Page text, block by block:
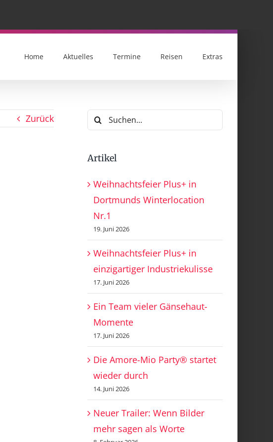
Home Aktuelles Termine Reisen Extras
Zurück
Suche
nach:
Artikel
Weihnachtsfeier Plus+ in
Dortmunds Winterlocation
Nr.1
19. Juni 2026
Weihnachtsfeier Plus+ in
einzigartiger Industriekulisse
17. Juni 2026
Ein Team vieler Gänsehaut-
Momente
17. Juni 2026
Die Amore-Mio Party® startet
wieder durch
14. Juni 2026
Neuer Trailer: Wenn Bilder
mehr sagen als Worte